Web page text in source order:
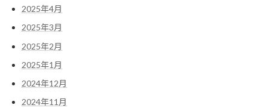
2025年4月
2025年3月
2025年2月
2025年1月
2024年12月
2024年11月